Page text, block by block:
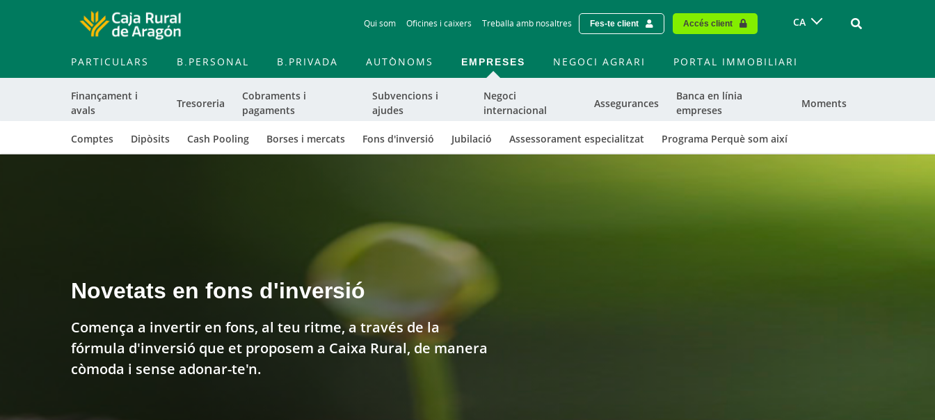
to
contentt
Qui som Oficines i caixers Treballa amb nosaltres Fes-te client Accés client CA Vinculo -
PARTICULARS B.PERSONAL B.PRIVADA AUTÒNOMS EMPRESES
Finançament i
avals
Tresoreria
Comptes Dipòsits Cash Pooling Borses i mercats Fons d'inversió Jubilació Assessorament especialitzat Programa Perquè som així
Cobraments i
pagaments
Subvencions i
ajudes
Negoci
internacional
Assegurances
Banca en línia
empreses
Moments
NEGOCI AGRARI PORTAL IMMOBILIARI
Novetats en fons d'inversió
Comença a invertir en fons, al teu ritme, a través de la
fórmula d'inversió que et proposem a Caixa Rural, de manera
còmoda i sense adonar-te'n.